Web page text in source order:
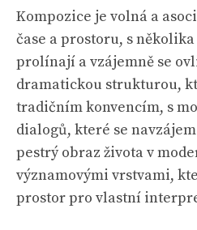
Kompozice je volná a
čase a prostoru, s
prolínají a vzájemně se
dramatickou strukturou,
tradičním konvencím, s
dialogů, které se
pestrý obraz života v
významovými vrstvami,
prostor pro vlastní